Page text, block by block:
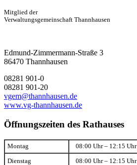
Mitglied der
Verwaltungsgemeinschaft Thannhausen
Edmund-Zimmermann-Straße 3
86470 Thannhausen
08281 901-0
08281 901-20
vgem@thannhausen.de
www.vg-thannhausen.de
Öffnungszeiten des Rathauses
Montag 08:00 Uhr – 12:15 Uhr
Dienstag 08:00 Uhr – 12:15 Uhr